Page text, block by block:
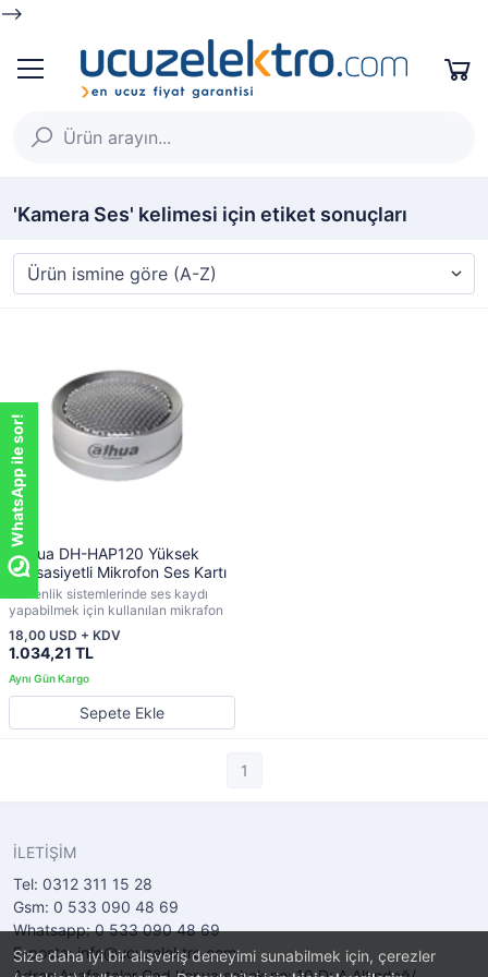
-->
Size daha iyi bir alışveriş deneyimi sunabilmek için, çerezler
'Kamera Ses' kelimesi için etiket sonuçları
Dahua DH-HAP120 Yüksek
Hassasiyetli Mikrofon Ses Kartı
Güvenlik sistemlerinde ses kaydı
yapabilmek için kullanılan mikrafon
1.034,21 TL
18,00 USD + KDV
Sepete Ekle
1
İLETİŞİM
Tel: 0312 311 15 28
Gsm: 0 533 090 48 69
Whatsapp: 0 533 090 48 69
E-posta: info@ucuzelektro.com
WhatsApp ile sor!
WhatsApp ile sor!